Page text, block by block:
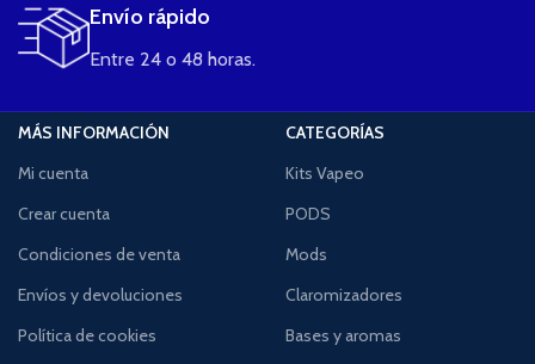
Envío rápido
Entre 24 o 48 horas.
MÁS INFORMACIÓN
Mi cuenta
Crear cuenta
Condiciones de venta
Envíos y devoluciones
Política de cookies
CATEGORÍAS
Kits Vapeo
PODS
Mods
Claromizadores
Bases y aromas